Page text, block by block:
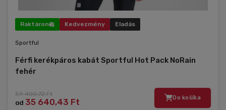
Raktáron Kedvezmény Eladás
Sportful
Férfi kerékpáros kabát Sportful Hot Pack NoRain
fehér
59 400,72 Ft
od 35 640,43 Ft Do košíka